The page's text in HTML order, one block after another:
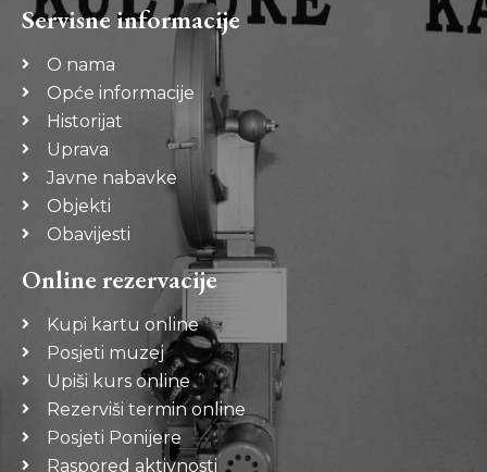
Servisne informacije
O nama
Opće informacije
Historijat
Uprava
Javne nabavke
Objekti
Obavijesti
Online rezervacije
Kupi kartu online
Posjeti muzej
Upiši kurs online
Rezerviši termin online
Posjeti Ponijere
Raspored aktivnosti